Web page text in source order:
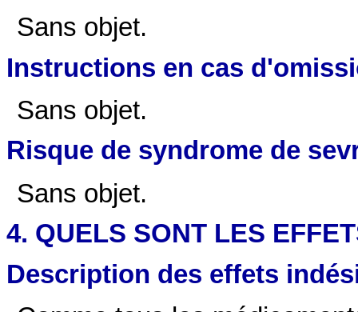
Sans objet.
Instructions en cas
Sans objet.
Risque de syndrome de
Sans objet.
4. QUELS SONT LES
Description des effets